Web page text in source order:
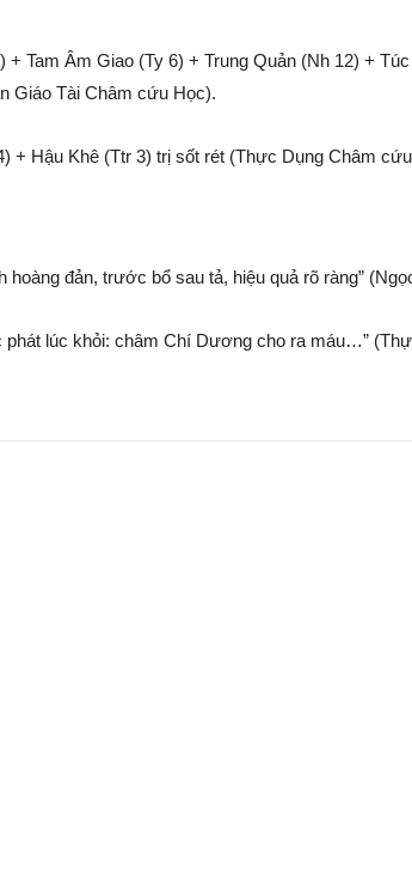
Tam Âm Giao (Ty 6) + Trung Quản (Nh 12) +
Giáo Tài Châm cứu Học).
+ Hậu Khê (Ttr 3) trị sốt rét (Thực Dụng Châm
hoàng đản, trước bổ sau tả, hiệu quả rõ ràng”
phát lúc khỏi: châm Chí Dương cho ra máu…”